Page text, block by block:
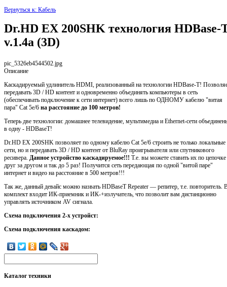
Вернуться к: Кабель
Dr.HD EX 200SHK технология HDBase-
v.1.4a (3D)
pic_5326eb4544502.jpg
Описание
Каскадируемый удлинитель HDMI, реализованный на технологии HDBase-T!
передавать 3D / HD контент и одновременно объединять компьютеры в сеть
(обеспечивать подключение к сети интернет) всего лишь по ОДНОМУ кабелю "витая
пара" Cat 5е/6 на расстояние до 100 метров!
Теперь две технологии: домашнее телевидение, мультимедиа и Ethernet-сети
в одну - HDBaseT!
Dr.HD EX 200SHK позволяет по одному кабелю Cat 5е/6 строить не только локальные
сети, но и передавать 3D / HD контент от BluRay проигрывателя или спутникового
ресивера. Данное устройство каскадируемое!!! Т.е. вы можете ставить их по цепочке
друг за другом и так до 5 раз! Получится сеть передающая по одной "витой паре"
интернет и видео на расстояние в 500 метров!!!
Так же, данный девайс можно назвать HDBaseT Repeater — репитер, т.е. повторитель.
комплект входит ИК-приемник и ИК-+излучатель, что позволит вам дистанционно
управлять источником AV сигнала.
Схема подключения 2-х устройст:
Схема подключения каскадом:
Каталогтехники